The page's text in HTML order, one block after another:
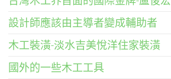
設計師應該由主導者變成輔助者
木工裝潢-淡水吉美悅洋住家裝潢
國外的一些木工工具